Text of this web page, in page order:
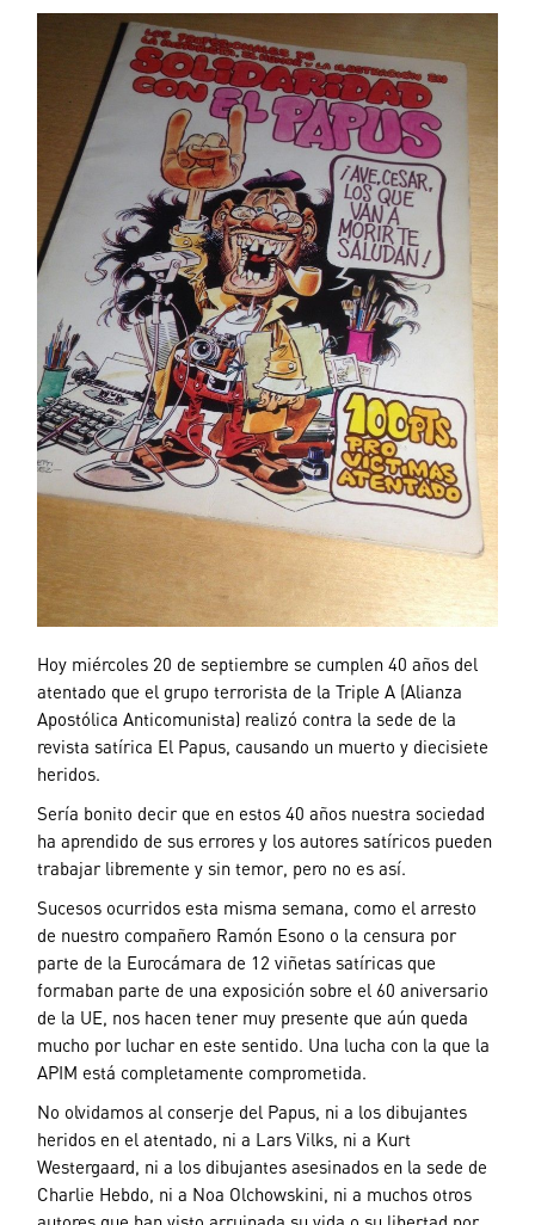
Hoy miércoles 20 de septiembre se cumplen 40 años del
atentado que el grupo terrorista de la Triple A (Alianza
Apostólica Anticomunista) realizó contra la sede de la
revista satírica El Papus, causando un muerto y diecisiete
heridos.
Sería bonito decir que en estos 40 años nuestra sociedad
ha aprendido de sus errores y los autores satíricos pueden
trabajar libremente y sin temor, pero no es así.
Sucesos ocurridos esta misma semana, como el arresto
de nuestro compañero Ramón Esono o la censura por
parte de la Eurocámara de 12 viñetas satíricas que
formaban parte de una exposición sobre el 60 aniversario
de la UE, nos hacen tener muy presente que aún queda
mucho por luchar en este sentido. Una lucha con la que la
APIM está completamente comprometida.
No olvidamos al conserje del Papus, ni a los dibujantes
heridos en el atentado, ni a Lars Vilks, ni a Kurt
Westergaard, ni a los dibujantes asesinados en la sede de
Charlie Hebdo, ni a Noa Olchowskini, ni a muchos otros